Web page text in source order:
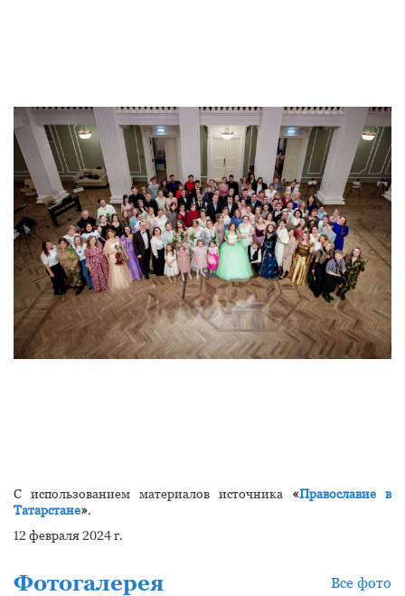
С использованием материалов источника «Православие в
Татарстане».
12 февраля 2024 г.
Фотогалерея Все фото